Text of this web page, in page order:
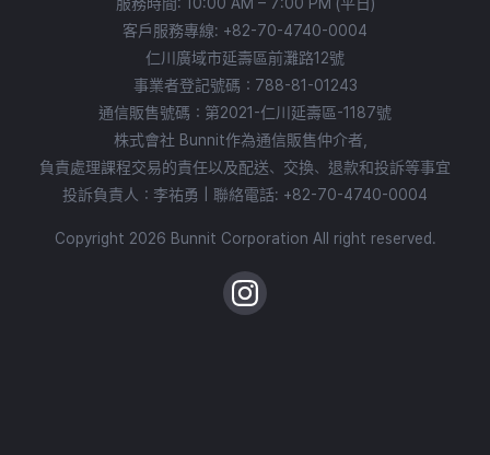
客戶服務專線: +82-70-4740-0004
仁川廣域市延壽區前灘路12號
事業者登記號碼：788-81-01243
通信販售號碼：第2021-仁川延壽區-1187號
株式會社 Bunnit作為通信販售仲介者，
負責處理課程交易的責任以及配送、交換、退款和投訴等事宜
投訴負責人：李祐勇 | 聯絡電話: +82-70-4740-0004
Copyright 2026 Bunnit Corporation All right reserved.